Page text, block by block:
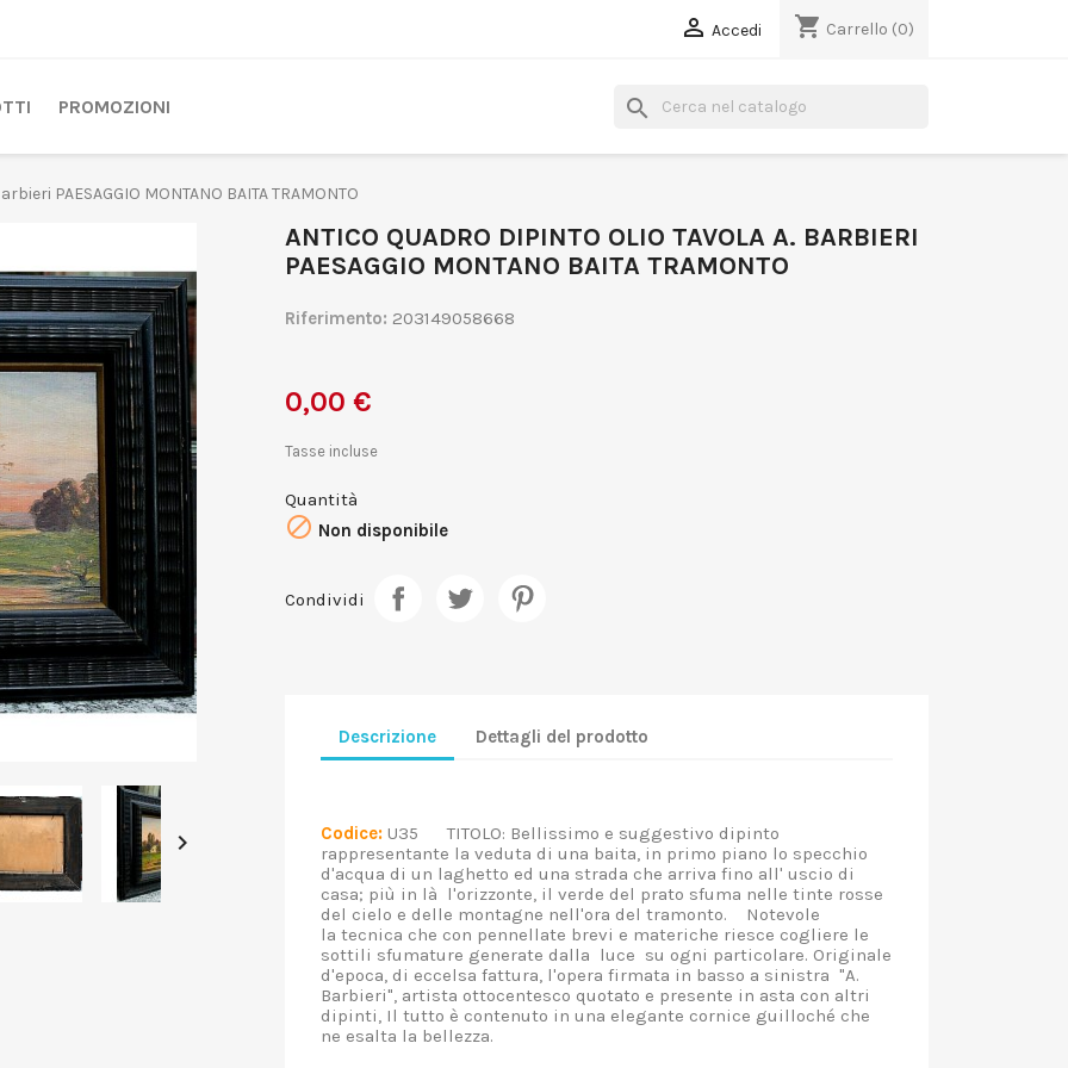
 Accedi shopping_cart Carrello (0)
PROMOZIONI search
PAESAGGIO MONTANO BAITA TRAMONTO

ANTICO QUADRO DIPINTO OLIO TAVOLA A. BARBIERI
PAESAGGIO MONTANO BAITA TRAMONTO
Riferimento: 203149058668
0,00 €
Tasse incluse
Quantità
 Non disponibile
Condividi
Descrizione Dettagli del prodotto
Codice: U35 TITOLO: Bellissimo e suggestivo dipinto
rappresentante la veduta di una baita, in primo piano lo specchio
d'acqua di un laghetto ed una strada che arriva fino all' uscio di
casa; più in là l'orizzonte, il verde del prato sfuma nelle tinte rosse
del cielo e delle montagne nell'ora del tramonto. Notevole
la tecnica che con pennellate brevi e materiche riesce cogliere le
sottili sfumature generate dalla luce su ogni particolare. Originale
d'epoca, di eccelsa fattura, l'opera firmata in basso a sinistra "A.
Barbieri", artista ottocentesco quotato e presente in asta con altri
dipinti, Il tutto è contenuto in una elegante cornice guilloché che
ne esalta la bellezza.